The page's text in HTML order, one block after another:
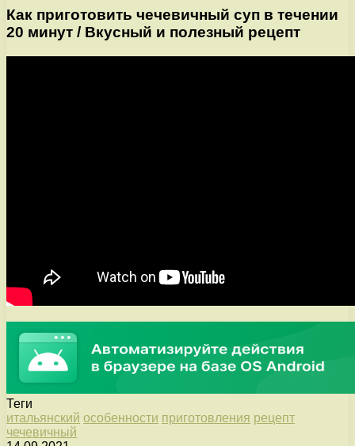
Как приготовить чечевичный суп в течении
20 минут / Вкусный и полезный рецепт
Теги
итальянский особенности приготовления рецепт
чечевичный